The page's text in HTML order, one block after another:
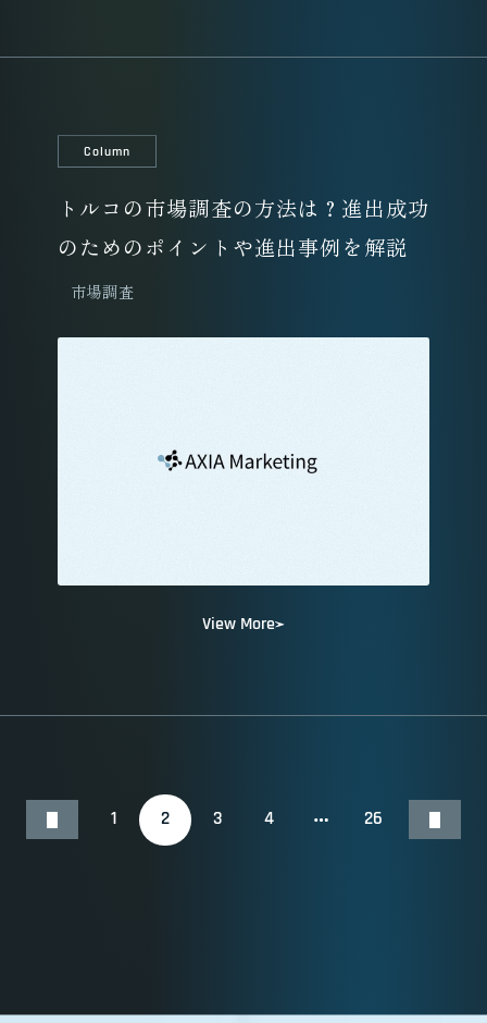
Column
トルコの市場調査の方法は？進出成功
のためのポイントや進出事例を解説
View More
市場調査
1 2 3 4 26